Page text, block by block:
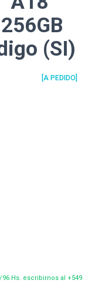
(SI)
[A PEDIDO]
Hs. escribirnos al +549